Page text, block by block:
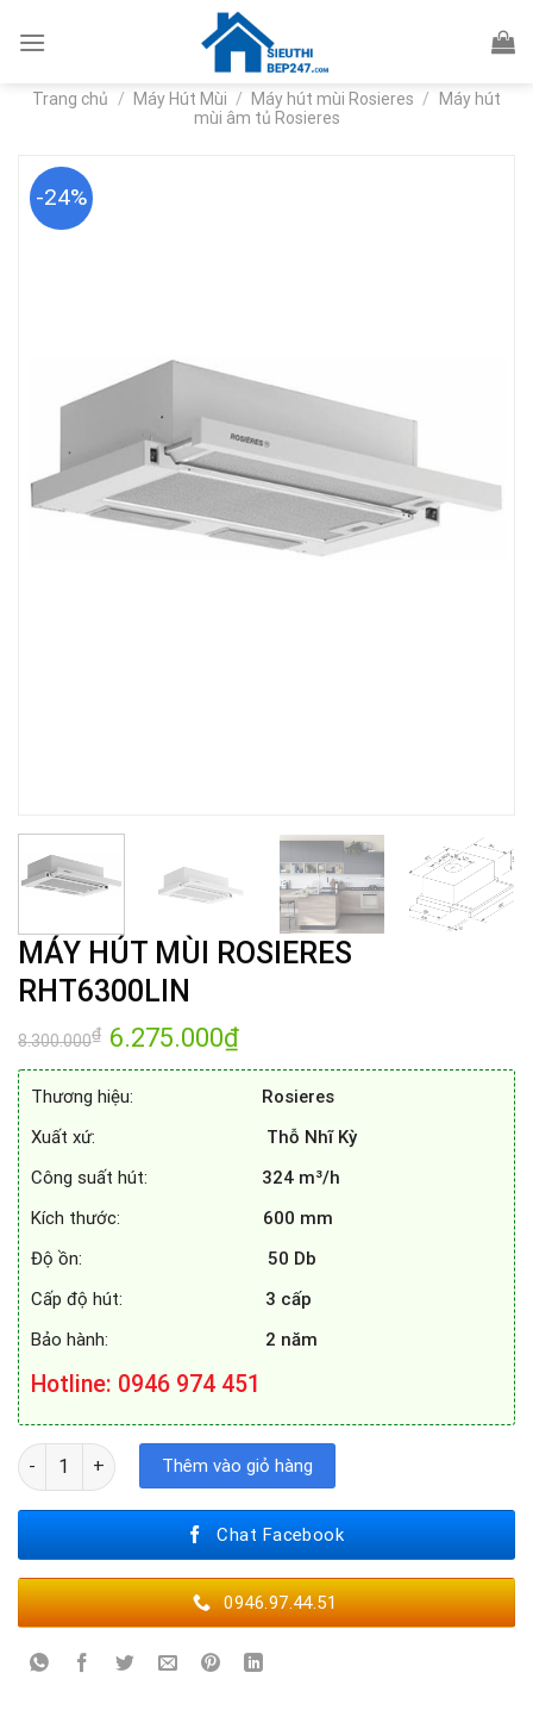
Trang chủ / Máy Hút Mùi / Máy hút mùi Rosieres /
Máy hút
mùi âm tủ Rosieres
-24%
MÁY HÚT MÙI ROSIERES
RHT6300LIN
8.300.000₫ Giá
gốc
là:
6.275.000₫Giá
tại
6.275.000₫.
Thương hiệu:
Rosieres
Xuất xứ:
Thỗ Nhĩ Kỳ
Công suất hút:
324 m³/h
Kích thước: 600 mm
Độ ồn: 50 Db
Cấp độ hút: 3 cấp
Bảo hành: 2 năm
Hotline: 0946 974 451
MÁY HÚT MÙI ROSIERES RHT6300LIN số lượng
Thêm vào giỏ hàng
Chat Facebook
0946.97.44.51